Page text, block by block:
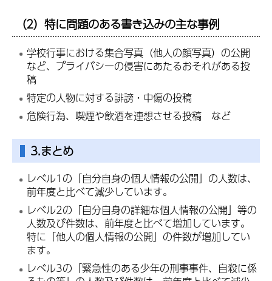
（2）特に問題のある書き込みの主な事例
学校行事における集合写真（他人の顔写真）の公開
など、プライバシーの侵害にあたるおそれがある投
稿
特定の人物に対する誹謗・中傷の投稿
危険行為、喫煙や飲酒を連想させる投稿 など
3.まとめ
レベル1の「自分自身の個人情報の公開」の人数は、
前年度と比べて減少しています。
レベル2の「自分自身の詳細な個人情報の公開」等の
人数及び件数は、前年度と比べて増加しています。
特に「他人の個人情報の公開」の件数が増加してい
ます。
レベル3の「緊急性のある少年の刑事事件、自殺に係